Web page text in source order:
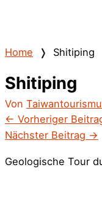
Home ❭ Shitiping
Shitiping
Von
← Vorheriger
Nächster Beitrag →
Geologische Tour